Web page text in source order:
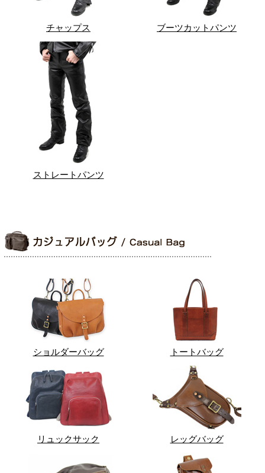
チャップス ブーツカットパンツ
ストレートパンツ
ショルダーバッグ トートバッグ
リュックサック レッグバッグ